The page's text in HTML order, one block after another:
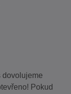
dovolujeme
Pokud